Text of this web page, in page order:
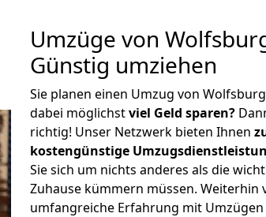
Umzüge von
Günstig umziehen
Sie planen einen Umzug von
dabei möglichstviel Geld sparen?
richtig! Unser Netzwerk bieten Ihnen
kostengünstige
Sie sich um nichts anderes als die
Zuhause kümmern müssen.
umfangreiche Erfahrung mit